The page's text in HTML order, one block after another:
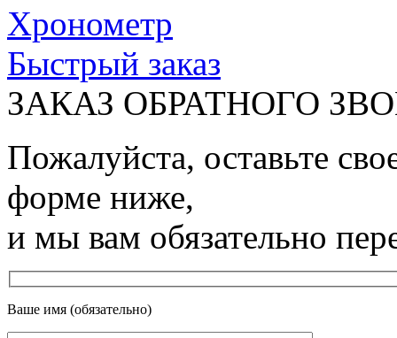
Хронометр
Быстрый заказ
ЗАКАЗ ОБРАТНОГО
Пожалуйста, оставьте
форме ниже,
и мы вам обязательно
Ваше имя (обязательно)